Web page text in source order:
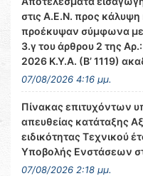
στις Α.Ε.Ν. προς
προέκυψαν σύμφωνα με
3.γ του άρθρου 2 της
2026 Κ.Υ.Α. (Β’ 1119)
07/08/2026 4:16 μμ.
Πίνακας επιτυχόντων
απευθείας κατάταξης
ειδικότητας Τεχνικού
Υποβολής Ενστάσεων
07/08/2026 2:18 μμ.